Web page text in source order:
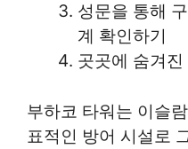
성문을 통해
계 확인하기
곳곳에 숨겨
부하코 타워는 이슬
표적인 방어 시설로